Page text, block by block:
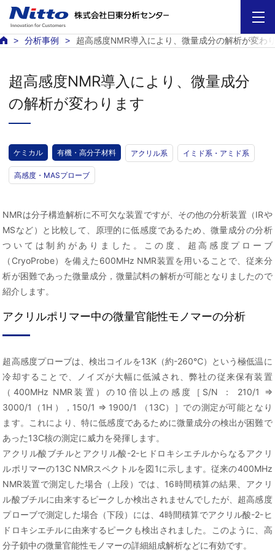
分析事例 超高感度NMR導入により、微量成分の解析が変わ
超高感度NMR導入により、微量成分
の解析が変わります
ケミカル 有機・高分子材料 アクリル系 イミド系・アミド系
高感度・MASプローブ
NMRは分子構造解析に不可欠な装置ですが、その他の分析装置（IRや
MSなど）と比較して、原理的に低感度であるため、微量成分の分析
ついては制約がありました。この度、超高感度プローブ
（CryoProbe）を備えた600MHz NMR装置を用いることで、従来分
析が困難であった微量成分，微量試料の解析が可能となりましたので
紹介します。
アクリルポリマー中の微量官能性モノマーの分析
超高感度プローブは、検出コイルを13K（約-260℃）という極低温に
冷却することで、ノイズが大幅に低減され、弊社の従来保有装置
（400MHz NMR装置）の10倍以上の感度［S/N ： 210/1 ⇒
3000/1（1H ），150/1 ⇒ 1900/1 （13C）］での測定が可能となり
ます。これにより、特に低感度であるために微量成分の検出が困難で
あった13C核の測定に威力を発揮します。
アクリル酸ブチルとアクリル酸-2-ヒドロキシエチルからなるアクリ
ルポリマーの13C NMRスペクトルを図1に示します。従来の400MHz
NMR装置で測定した場合（上段）では、16時間積算の結果、アクリ
ル酸ブチルに由来するピークしか検出されませんでしたが、超高感度
プローブで測定した場合（下段）には、4時間積算でアクリル酸-2-ヒ
ドロキシエチルに由来するピークも検出されました。このように、高
分子鎖中の微量官能性モノマーの詳細組成解析などに有効です。